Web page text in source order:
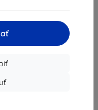
skontrolovať,
či sa celková suma